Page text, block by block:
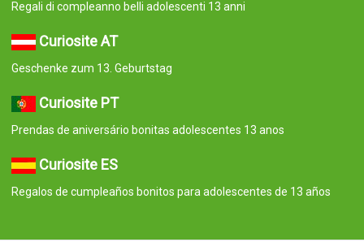
Regali di compleanno belli adolescenti 13 anni
Curiosite AT
Geschenke zum 13. Geburtstag
Curiosite PT
Prendas de aniversário bonitas adolescentes 13 anos
Curiosite ES
Regalos de cumpleaños bonitos para adolescentes de 13 años